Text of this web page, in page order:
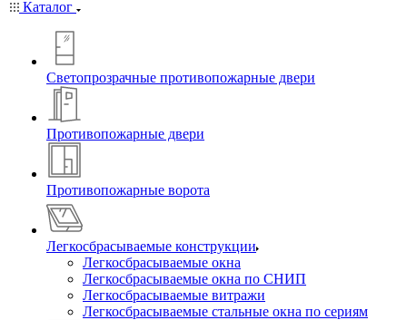
Каталог
Светопрозрачные противопожарные двери
Противопожарные двери
Противопожарные ворота
Легкосбрасываемые конструкции
Легкосбрасываемые окна
Легкосбрасываемые окна по СНИП
Легкосбрасываемые витражи
Легкосбрасываемые стальные окна по сериям